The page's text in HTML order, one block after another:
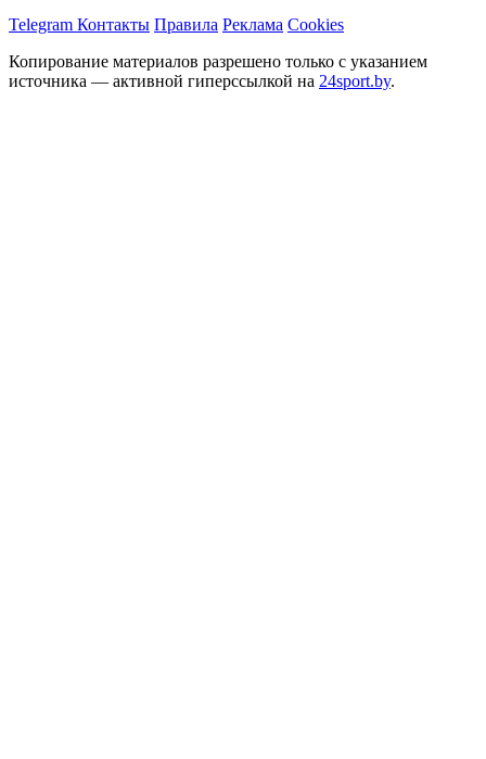
Telegram Контакты Правила Реклама Cookies
Копирование материалов разрешено только с указанием
источника — активной гиперссылкой на 24sport.by.